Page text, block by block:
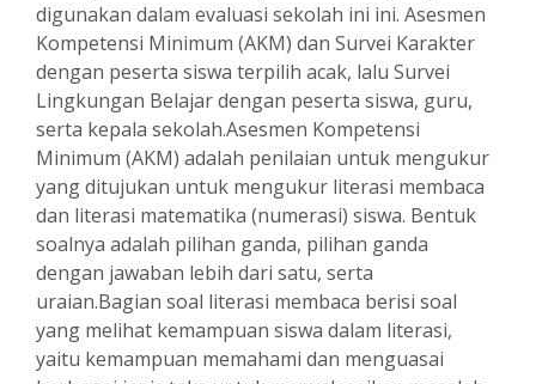
digunakan dalam evaluasi sekolah ini ini. Asesmen
Kompetensi Minimum (AKM) dan Survei Karakter
dengan peserta siswa terpilih acak, lalu Survei
Lingkungan Belajar dengan peserta siswa, guru,
serta kepala sekolah.Asesmen Kompetensi
Minimum (AKM) adalah penilaian untuk mengukur
yang ditujukan untuk mengukur literasi membaca
dan literasi matematika (numerasi) siswa. Bentuk
soalnya adalah pilihan ganda, pilihan ganda
dengan jawaban lebih dari satu, serta
uraian.Bagian soal literasi membaca berisi soal
yang melihat kemampuan siswa dalam literasi,
yaitu kemampuan memahami dan menguasai